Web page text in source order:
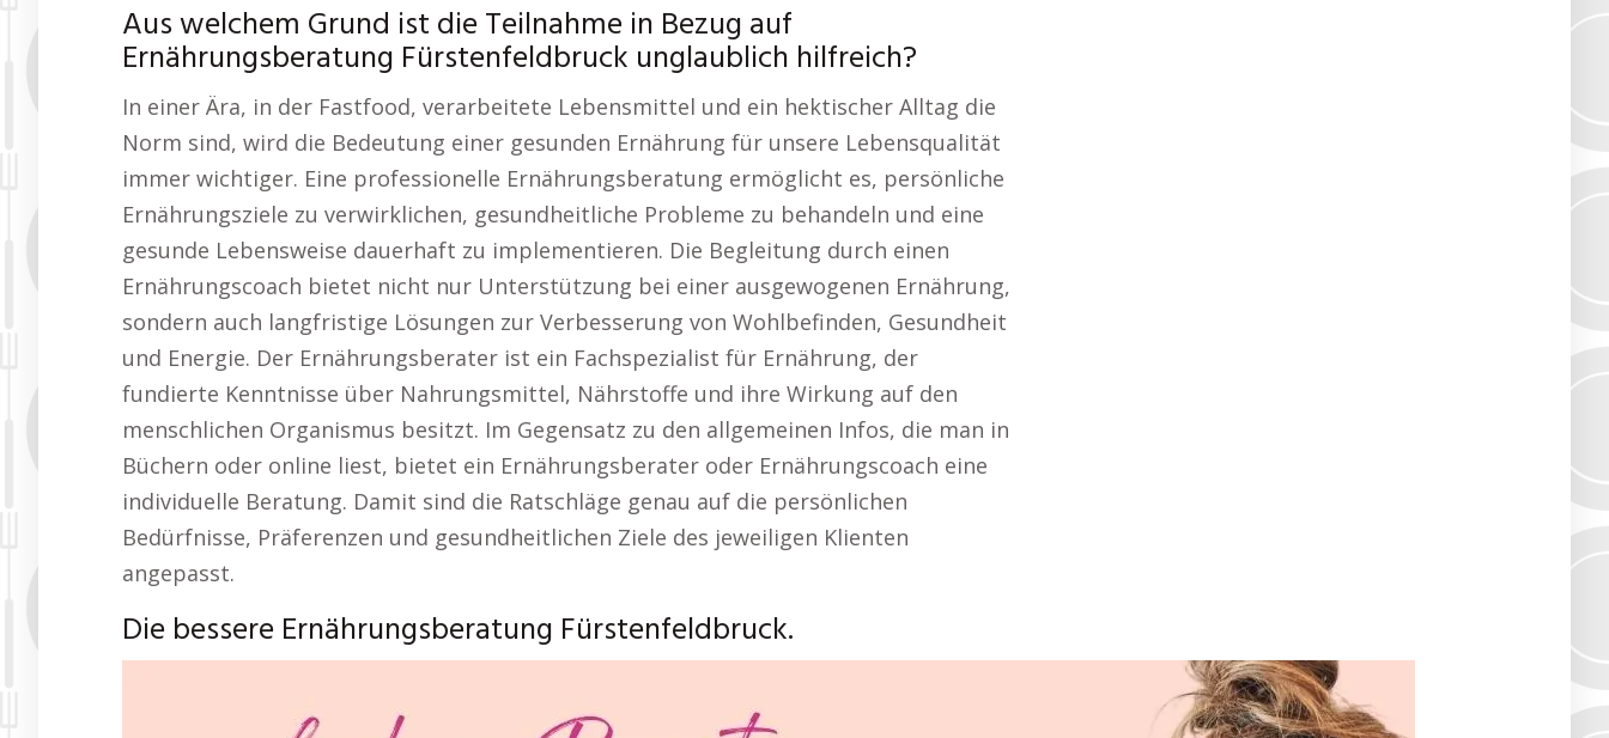
Aus welchem Grund ist die Teilnahme in Bezug auf
Ernährungsberatung Fürstenfeldbruck unglaublich hilfreich?
In einer Ära, in der Fastfood, verarbeitete Lebensmittel und ein hektischer Alltag die
Norm sind, wird die Bedeutung einer gesunden Ernährung für unsere Lebensqualität
immer wichtiger. Eine professionelle Ernährungsberatung ermöglicht es, persönliche
Ernährungsziele zu verwirklichen, gesundheitliche Probleme zu behandeln und eine
gesunde Lebensweise dauerhaft zu implementieren. Die Begleitung durch einen
Ernährungscoach bietet nicht nur Unterstützung bei einer ausgewogenen Ernährung,
sondern auch langfristige Lösungen zur Verbesserung von Wohlbefinden, Gesundheit
und Energie. Der Ernährungsberater ist ein Fachspezialist für Ernährung, der
fundierte Kenntnisse über Nahrungsmittel, Nährstoffe und ihre Wirkung auf den
menschlichen Organismus besitzt. Im Gegensatz zu den allgemeinen Infos, die man in
Büchern oder online liest, bietet ein Ernährungsberater oder Ernährungscoach eine
individuelle Beratung. Damit sind die Ratschläge genau auf die persönlichen
Bedürfnisse, Präferenzen und gesundheitlichen Ziele des jeweiligen Klienten
angepasst.
Die bessere Ernährungsberatung Fürstenfeldbruck.